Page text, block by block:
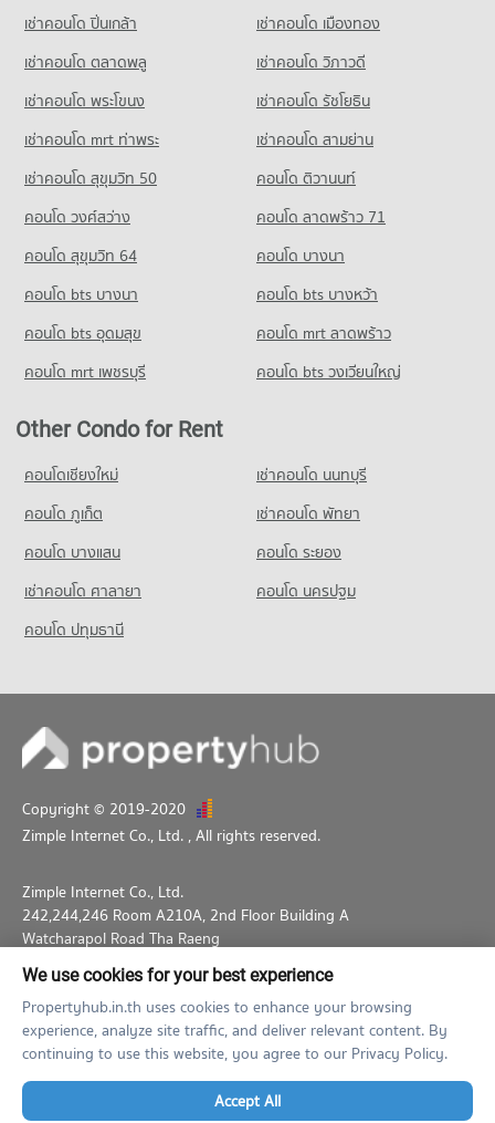
52 properties for sale
Condo Globol House Phitsanulok
PROJECT_COUNT
Condo for Rent near Globol House Phitsanulok
12 properties for rent
Condo for Sale near Globol House Phitsanulok
เช่าคอนโด ปิ่นเกล้า
เช่าคอนโด เมืองทอง
เช่าคอนโด ตลาดพลู
เช่าคอนโด วิภาวดี
เช่าคอนโด พระโขนง
เช่าคอนโด รัชโยธิน
เช่าคอนโด mrt ท่าพระ
เช่าคอนโด สามย่าน
เช่าคอนโด สุขุมวิท 50
คอนโด ติวานนท์
คอนโด วงศ์สว่าง
คอนโด ลาดพร้าว 71
คอนโด สุขุมวิท 64
คอนโด บางนา
คอนโด bts บางนา
คอนโด bts บางหว้า
คอนโด bts อุดมสุข
คอนโด mrt ลาดพร้าว
คอนโด mrt เพชรบุรี
คอนโด bts วงเวียนใหญ่
Other Condo for Rent
คอนโดเชียงใหม่
เช่าคอนโด นนทบุรี
คอนโด ภูเก็ต
เช่าคอนโด พัทยา
คอนโด บางแสน
คอนโด ระยอง
เช่าคอนโด ศาลายา
คอนโด นครปฐม
คอนโด ปทุมธานี
Copyright © 2019-2020
Zimple Internet Co., Ltd. , All rights reserved.
Zimple Internet Co., Ltd.
242,244,246 Room A210A, 2nd Floor Building A
Watcharapol Road Tha Raeng
Bang Khen Bangkok 10230
02-026-3049
support@propertyhub.in.th
Term of Service
Privacy Policy Contact
Verified by
We use cookies for your best experience
Propertyhub.in.th uses cookies to enhance your browsing
experience, analyze site traffic, and deliver relevant content. By
continuing to use this website, you agree to our Privacy Policy.
Accept All